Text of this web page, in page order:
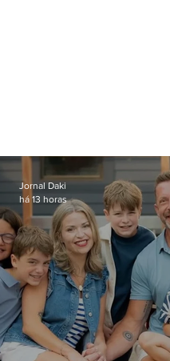
Jornal Daki
há 13 horas